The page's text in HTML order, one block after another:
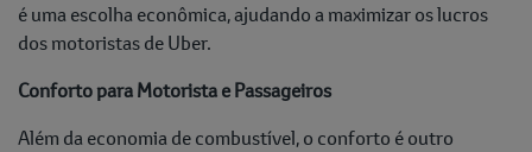
é uma escolha econômica, ajudando a maximizar os lucros
dos motoristas de Uber.
Conforto para Motorista e Passageiros
Além da economia de combustível, o conforto é outro